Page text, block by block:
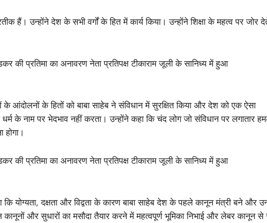
हैं। उन्होंने देश के सभी वर्गों के हित में कार्य किया। उन्होंने शिक्षा के महत्व पर जोर
के हितों को बाबा साहेब ने संविधान में सुरक्षित किया और देश को एक ऐसा
धर्म के नाम पर भेदभाव नहीं करता। उन्होंने कहा कि चंद लोग जो संविधान पर लगातार
योग्यता, दक्षता और विद्वता के कारण बाबा साहेब देश के पहले कानून मंत्री बने और
कानूनों और सुधारों का मसौदा तैयार करने में महत्वपूर्ण भूमिका निभाई और लेबर कानून